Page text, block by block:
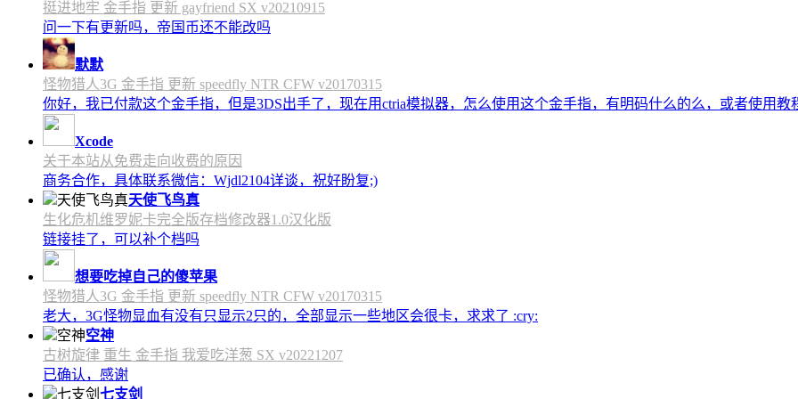
挺进地牢 金手指 更新 gayfriend SX v20210915
问一下有更新吗，帝国币还不能改吗
默默
怪物猎人3G 金手指 更新 speedfly NTR CFW v20170315
你好，我已付款这个金手指，但是3DS出手了，现在用ctria模拟器，怎么使用这个金手指，有明码什么的么，或者使用教
Xcode
关于本站从免费走向收费的原因
商务合作，具体联系微信：Wjdl2104详谈，祝好盼复;)
天使飞鸟真
生化危机维罗妮卡完全版存档修改器1.0汉化版
链接挂了，可以补个档吗
想要吃掉自己的傻苹果
怪物猎人3G 金手指 更新 speedfly NTR CFW v20170315
老大，3G怪物显血有没有只显示2只的，全部显示一些地区会很卡，求求了 :cry:
空神
古树旋律 重生 金手指 我爱吃洋葱 SX v20221207
已确认，感谢
七支剑